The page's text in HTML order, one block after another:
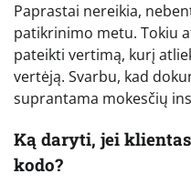
Paprastai nereikia,
patikrinimo metu. Tokiu
pateikti vertimą, kurį
vertėją. Svarbu, kad
suprantama mokesčių
Ką daryti, jei
kodo?